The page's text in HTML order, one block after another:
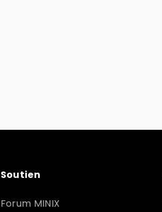
Soutien
Forum MINIX